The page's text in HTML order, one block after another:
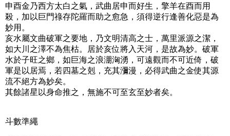
申酉金乃西方太白之氣，武曲居申而好生，擎羊在酉而用
殺，加以巨門祿存陀羅而助之愈急，須得逆行逢善化惡是為
妙用。
亥水屬文曲破軍之要地，乃文明清高之士，萬里派源之潔，
如大川之澤不為焦枯。居於亥位將入天河，是故為妙。破軍
水於子旺之鄉，如巨海之浪淜洶湧，可遠觀而不可近倚，破
軍是以居焉，若四墓之剋，充其瀰漫，必得武曲之金使其源
流不絕方為妙矣。
其餘諸星以身命推之，無施不可至玄至妙者矣。
斗數準繩